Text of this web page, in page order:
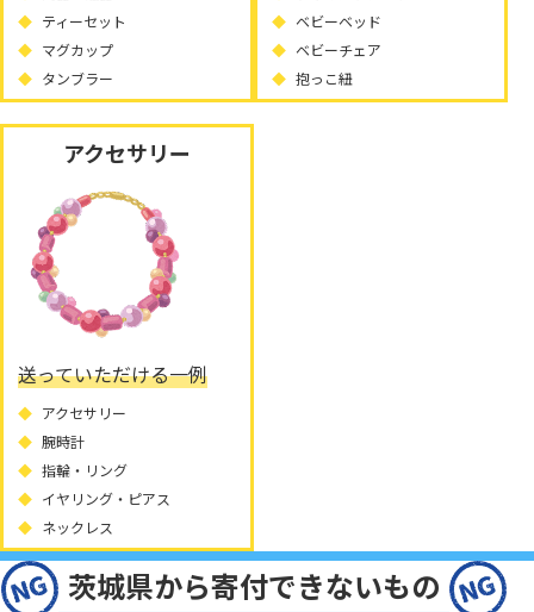
ティーセット
マグカップ
タンブラー
ベビーベッド
ベビーチェア
抱っこ紐
アクセサリー
送っていただける一例
アクセサリー
腕時計
指輪・リング
イヤリング・ピアス
ネックレス
茨城県から寄付できないもの